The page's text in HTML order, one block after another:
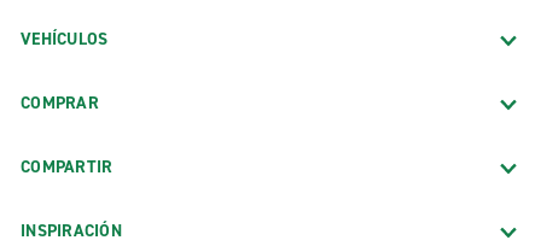
VEHÍCULOS
COMPRAR
COMPARTIR
INSPIRACIÓN